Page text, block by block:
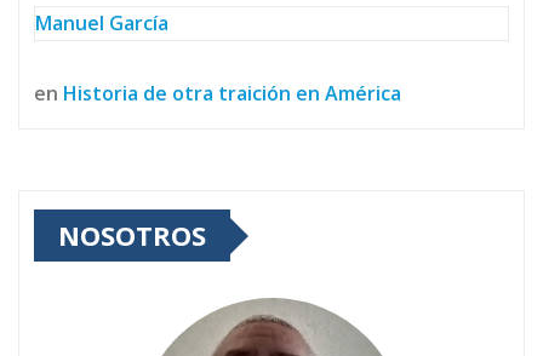
Manuel García
en Historia de otra traición en América
NOSOTROS